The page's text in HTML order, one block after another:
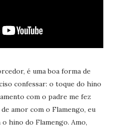
é uma boa forma de
confessar: o toque do hino
com o padre me fez
amor com o Flamengo, eu
hino do Flamengo. Amo,